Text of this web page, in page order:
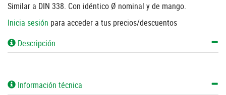
Similar a DIN 338. Con idéntico Ø nominal y de mango.
Inicia sesión para acceder a tus precios/descuentos
Descripción
Información técnica